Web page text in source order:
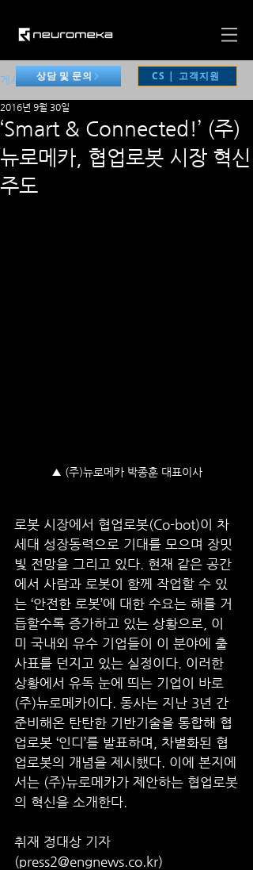
상담 및 문의 CS | 고객지원
게시물
‘Smart & Connected!’ (주)
뉴로메카, 협업로봇 시장 혁신
주도
2016년 9월 30일
▲ (주)뉴로메카 박종훈 대표이사
로봇 시장에서 협업로봇(Co-bot)이 차
세대 성장동력으로 기대를 모으며 장밋
빛 전망을 그리고 있다. 현재 같은 공간
에서 사람과 로봇이 함께 작업할 수 있
는 ‘안전한 로봇’에 대한 수요는 해를 거
듭할수록 증가하고 있는 상황으로, 이
미 국내외 유수 기업들이 이 분야에 출
사표를 던지고 있는 실정이다. 이러한
상황에서 유독 눈에 띄는 기업이 바로
(주)뉴로메카이다. 동사는 지난 3년 간
준비해온 탄탄한 기반기술을 통합해 협
업로봇 ‘인디’를 발표하며, 차별화된 협
업로봇의 개념을 제시했다. 이에 본지에
서는 (주)뉴로메카가 제안하는 협업로봇
의 혁신을 소개한다.
취재 정대상 기자
(press2@engnews.co.kr)